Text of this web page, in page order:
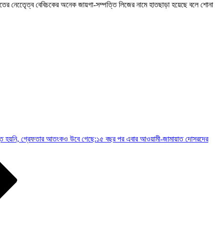
নেতৃেেত্ব বেবিচকের অনেক জায়গা-সম্পত্তি লিজের নামে হাতছাড়া হয়েছে বলে শোনা
হয়নি, গ্রেফতার আতংকও উবে গেছে:১৫ বছর পর এবার আওয়ামী-জামায়াত দোসরদের